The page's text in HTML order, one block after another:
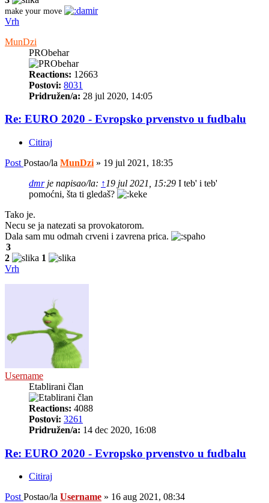
make your move
Vrh
MunDzi
PRObehar
Reactions: 12663
Postovi: 8031
Pridružen/a: 28 jul 2020, 14:05
Re: EURO 2020 - Evropsko prvenstvo u fudbalu
Citiraj
Post Postao/la MunDzi » 19 jul 2021, 18:35
dmrje napisao/la: ↑ 19 jul 2021, 15:29 I teb' i teb'
pomoćni, šta ti gledaš?
Tako je.
Necu se ja natezati sa provokatorom.
Dala sam mu odmah crveni i zavrena prica.
3
2
1
Vrh
Username
Etablirani član
Reactions: 4088
Postovi: 3261
Pridružen/a: 14 dec 2020, 16:08
Re: EURO 2020 - Evropsko prvenstvo u fudbalu
Citiraj
Post Postao/la Username » 16 aug 2021, 08:34